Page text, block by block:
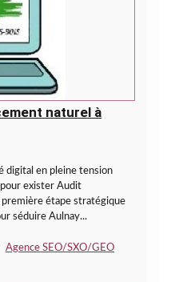
naturel à
digital en pleine tension
pour exister Audit
étape stratégique
séduire Aulnay...
Agence SEO/SXO/GEO